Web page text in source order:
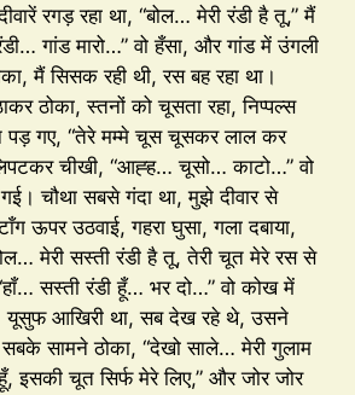
रगड़ रहा था, “बोल… मेरी रंडी है तू,” मैं
गांड मारो…” वो हँसा, और गांड में उंगली
मैं सिसक रही थी, रस बह रहा था।
ठोका, स्तनों को चूसता रहा, निप्पल्स
पड़ गए, “तेरे मम्मे चूस चूसकर लाल कर
चीखी, “आह्ह… चूसो… काटो…” वो
चौथा सबसे गंदा था, मुझे दीवार से
ऊपर उठवाई, गहरा घुसा, गला दबाया,
मेरी सस्ती रंडी है तू, तेरी चूत मेरे रस से
“हाँ… सस्ती रंडी हूँ… भर दो…” वो कोख में
यूसुफ आखिरी था, सब देख रहे थे, उसने
सबके सामने ठोका, “देखो साले… मेरी गुलाम
इसकी चूत सिर्फ मेरे लिए,” और जोर जोर